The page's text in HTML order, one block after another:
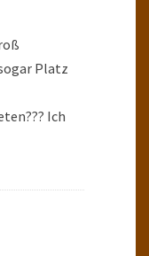
Platz
Ich